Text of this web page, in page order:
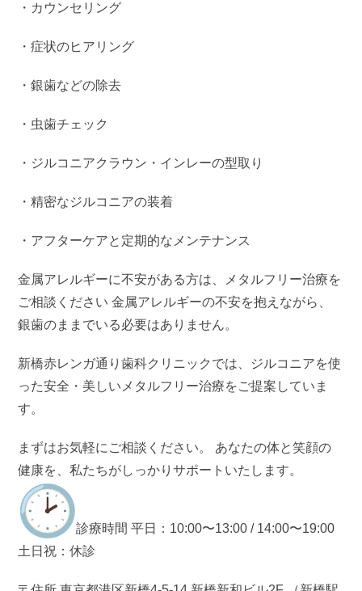
・カウンセリング
・症状のヒアリング
・銀歯などの除去
・虫歯チェック
・ジルコニアクラウン・インレーの型取り
・精密なジルコニアの装着
・アフターケアと定期的なメンテナンス
金属アレルギーに不安がある方は、メタルフリー治療を
ご相談ください 金属アレルギーの不安を抱えながら、
銀歯のままでいる必要はありません。
新橋赤レンガ通り歯科クリニックでは、ジルコニアを使
った安全・美しいメタルフリー治療をご提案していま
す。
まずはお気軽にご相談ください。 あなたの体と笑顔の
健康を、私たちがしっかりサポートいたします。
診療時間 平日：10:00〜13:00 / 14:00〜19:00
土日祝：休診